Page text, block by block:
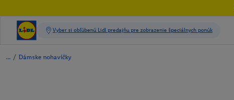
/ Dámske nohavičky